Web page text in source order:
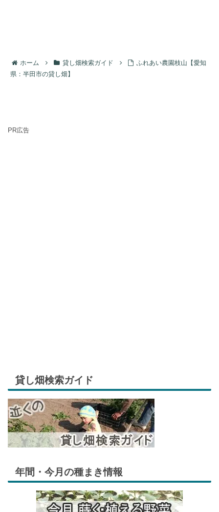
ホーム 貸し畑検索ガイド
ふれあい農園枝山【愛知
県：半田市の貸し畑】
PR広告
貸し畑検索ガイド
年間・今月の種まき情報